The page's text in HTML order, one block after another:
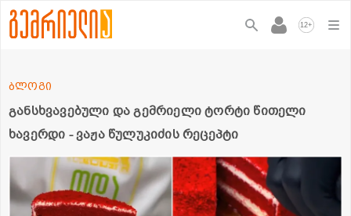
12+
განსხვავებული და გემრიელი ტორტი წითელი
ხავერდი - ვაჟა წულუკიძის რეცეპტი
ბლოგი